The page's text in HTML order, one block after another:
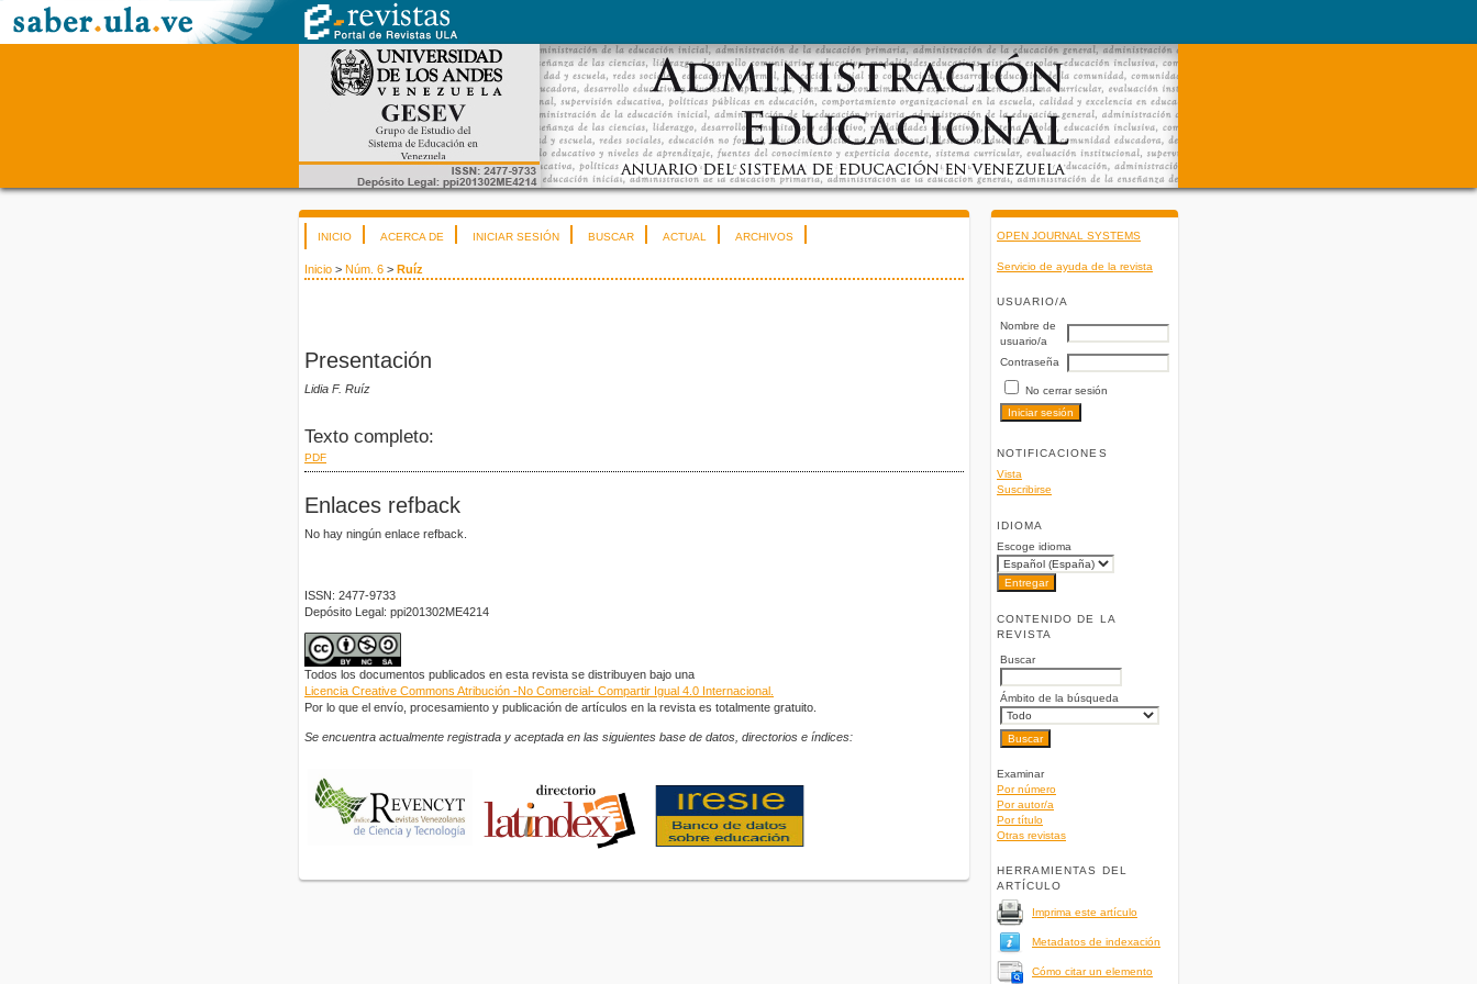
OPEN JOURNAL SYSTEMS
Servicio de ayuda de la revista
USUARIO/A
Nombre de
usuario/a
Contraseña
No cerrar sesión
NOTIFICACIONES
Vista
Suscribirse
IDIOMA
Escoge idioma
CONTENIDO DE LA
REVISTA
Buscar
Ámbito de la búsqueda
Examinar
Por número
Por autor/a
Por título
Otras revistas
HERRAMIENTAS DEL
ARTÍCULO
Imprima este artículo
Metadatos de indexación
Cómo citar un elemento
INICIO ACERCA DE INICIAR SESIÓN BUSCAR ACTUAL ARCHIVOS
Inicio > Núm. 6 > Ruíz
Presentación
Lidia F. Ruíz
Texto completo:
PDF
Enlaces refback
No hay ningún enlace refback.
ISSN: 2477-9733
Depósito Legal: ppi201302ME4214
Todos los documentos publicados en esta revista se distribuyen bajo una
Licencia Creative Commons Atribución -No Comercial- Compartir Igual 4.0 Internacional.
Por lo que el envío, procesamiento y publicación de artículos en la revista es totalmente gratuito.
Se encuentra actualmente registrada y aceptada en las siguientes base de datos, directorios e índices: